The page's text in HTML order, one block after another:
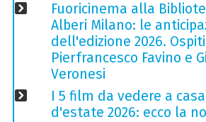
Fuoricinema alla
Alberi Milano: le
dell'edizione 2026. Ospiti
Pierfrancesco Favino e
Veronesi
I 5 film da vedere a
d'estate 2026: ecco la